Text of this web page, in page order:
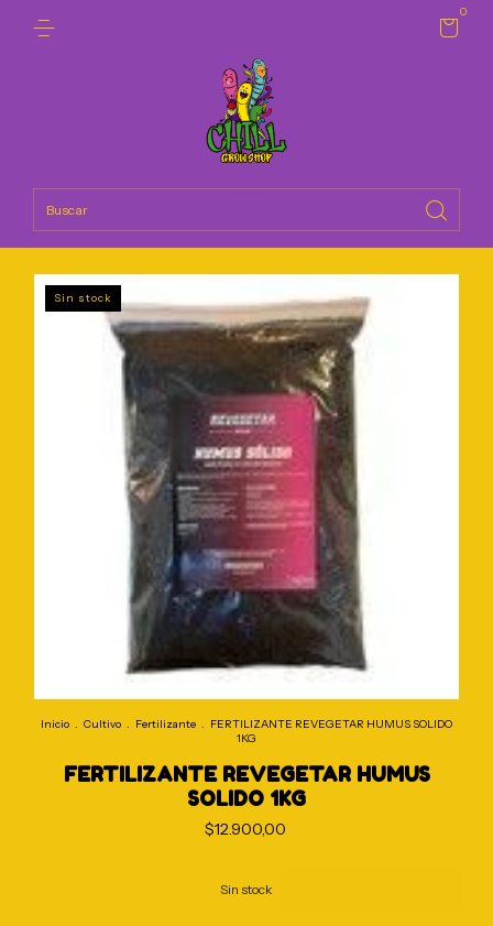
0
Sin stock
Inicio . Cultivo . Fertilizante . FERTILIZANTE REVEGETAR HUMUS SOLIDO
1KG
FERTILIZANTE REVEGETAR HUMUS
SOLIDO 1KG
$12.900,00